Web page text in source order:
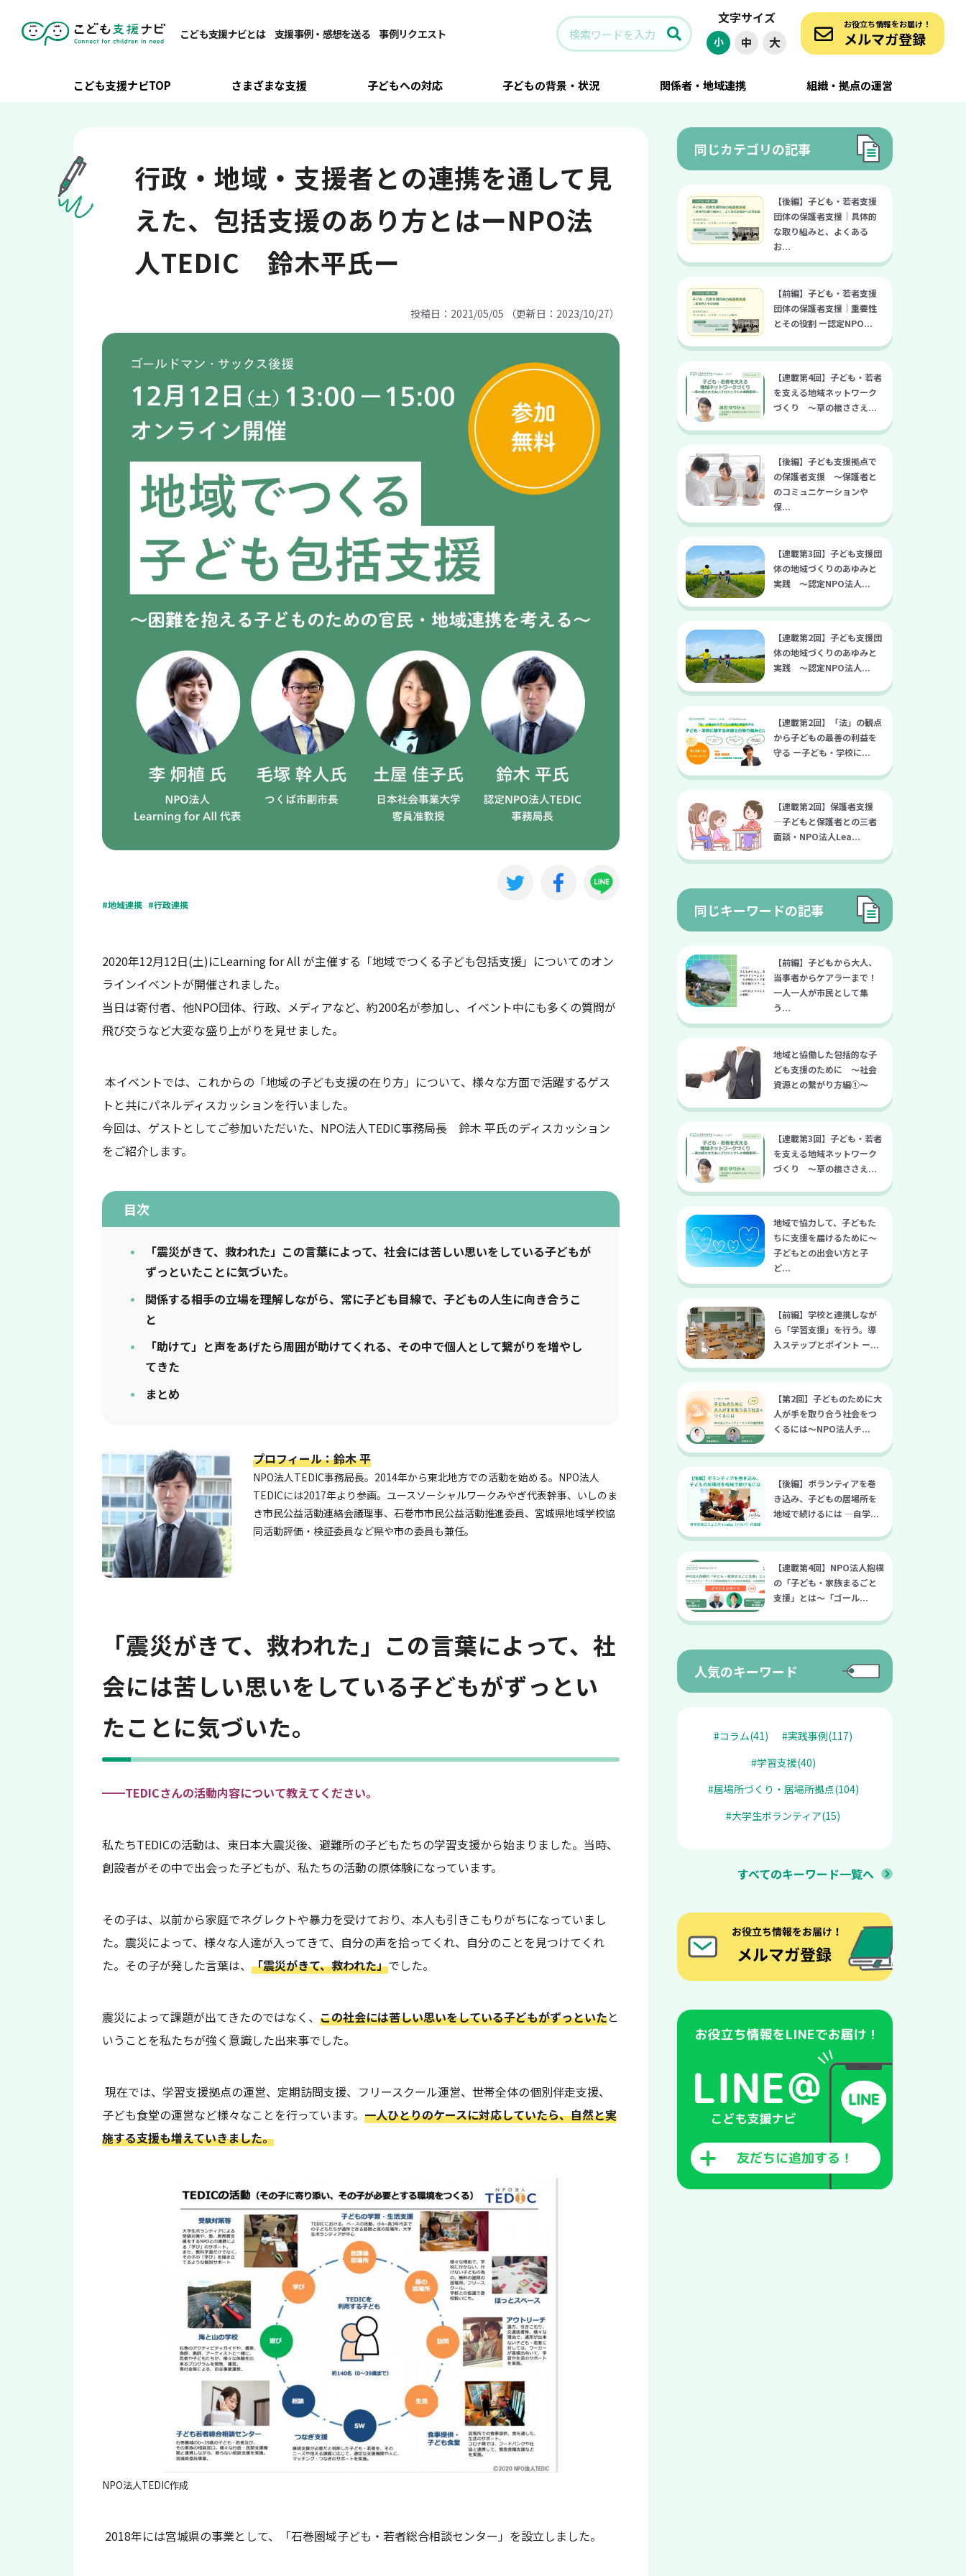
こども支援ナビとは 支援事例・感想を送る 事例リクエスト
文字サイズ
小 中 大
お役立ち情報をお届け！
メルマガ登録
こども支援ナビTOP さまざまな支援 子どもへの対応 子どもの背景・状況 関係者・地域連携 組織・拠点の運営
こども支援ナビTOP / 関係者・地域連携 行政・地域・支援者との連携を通して見えた、包括支援のあり方とはーNPO法人TEDIC 鈴木平氏ー
行政・地域・支援者との連携を通して見
えた、包括支援のあり方とはーNPO法
人TEDIC 鈴木平氏ー
投稿日：2021/05/05 （更新日：2023/10/27）
#地域連携 #行政連携
2020年12月12日(土)にLearning for All が主催する「地域でつくる子ども包括支援」についてのオン
ラインイベントが開催されました。
当日は寄付者、他NPO団体、行政、メディアなど、約200名が参加し、イベント中にも多くの質問が
飛び交うなど大変な盛り上がりを見せました。
本イベントでは、これからの「地域の子ども支援の在り方」について、様々な方面で活躍するゲス
トと共にパネルディスカッションを行いました。
今回は、ゲストとしてご参加いただいた、NPO法人TEDIC事務局長 鈴木 平氏のディスカッション
をご紹介します。
目次
「震災がきて、救われた」この言葉によって、社会には苦しい思いをしている子どもが
ずっといたことに気づいた。
関係する相手の立場を理解しながら、常に子ども目線で、子どもの人生に向き合うこ
と
「助けて」と声をあげたら周囲が助けてくれる、その中で個人として繋がりを増やし
てきた
まとめ
プロフィール：鈴木 平
NPO法人TEDIC事務局長。2014年から東北地方での活動を始める。NPO法人
TEDICには2017年より参画。ユースソーシャルワークみやぎ代表幹事、いしのま
き市民公益活動連絡会議理事、石巻市市民公益活動推進委員、宮城県地域学校協
同活動評価・検証委員など県や市の委員も兼任。
「震災がきて、救われた」この言葉によって、社
会には苦しい思いをしている子どもがずっとい
たことに気づいた。
━━TEDICさんの活動内容について教えてください。
私たちTEDICの活動は、東日本大震災後、避難所の子どもたちの学習支援から始まりました。当時、
創設者がその中で出会った子どもが、私たちの活動の原体験になっています。
その子は、以前から家庭でネグレクトや暴力を受けており、本人も引きこもりがちになっていまし
た。震災によって、様々な人達が入ってきて、自分の声を拾ってくれ、自分のことを見つけてくれ
た。その子が発した言葉は、 「震災がきて、救われた」でした。
震災によって課題が出てきたのではなく、 この社会には苦しい思いをしている子どもがずっといたと
いうことを私たちが強く意識した出来事でした。
現在では、学習支援拠点の運営、定期訪問支援、フリースクール運営、世帯全体の個別伴走支援、
子ども食堂の運営など様々なことを行っています。 一人ひとりのケースに対応していたら、自然と実
施する支援も増えていきました。
NPO法人TEDIC作成
2018年には宮城県の事業として、「石巻圏域子ども・若者総合相談センター」を設立しました。
同じカテゴリの記事
【後編】子ども・若者支援
団体の保護者支援｜具体的
な取り組みと、よくある
お...
【前編】子ども・若者支援
団体の保護者支援｜重要性
とその役割 ー認定NPO...
【連載第4回】子ども・若者
を支える地域ネットワーク
づくり ～草の根ささえ...
【後編】子ども支援拠点で
の保護者支援 〜保護者と
のコミュニケーションや
保...
【連載第3回】子ども支援団
体の地域づくりのあゆみと
実践 〜認定NPO法人...
【連載第2回】子ども支援団
体の地域づくりのあゆみと
実践 〜認定NPO法人...
【連載第2回】「法」の観点
から子どもの最善の利益を
守る ー子ども・学校に...
【連載第2回】保護者支援
—子どもと保護者との三者
面談・NPO法人Lea...
同じキーワードの記事
【前編】子どもから大人、
当事者からケアラーまで！
一人一人が市民として集
う...
地域と協働した包括的な子
ども支援のために 〜社会
資源との繋がり方編①〜
【連載第3回】子ども・若者
を支える地域ネットワーク
づくり ～草の根ささえ...
地域で協力して、子どもた
ちに支援を届けるために～
子どもとの出会い方と子
ど...
【前編】学校と連携しなが
ら「学習支援」を行う。導
入ステップとポイント ー...
【第2回】子どものために大
人が手を取り合う社会をつ
くるには～NPO法人チ...
【後編】ボランティアを巻
き込み、子どもの居場所を
地域で続けるには ―自学...
【連載第4回】NPO法人抱樸
の「子ども・家族まるごと
支援」とは～「ゴール...
人気のキーワード
#コラム(41)
#実践事例(117)
#学習支援(40)
#居場所づくり・居場所拠点(104)
#大学生ボランティア(15)
すべてのキーワード一覧へ